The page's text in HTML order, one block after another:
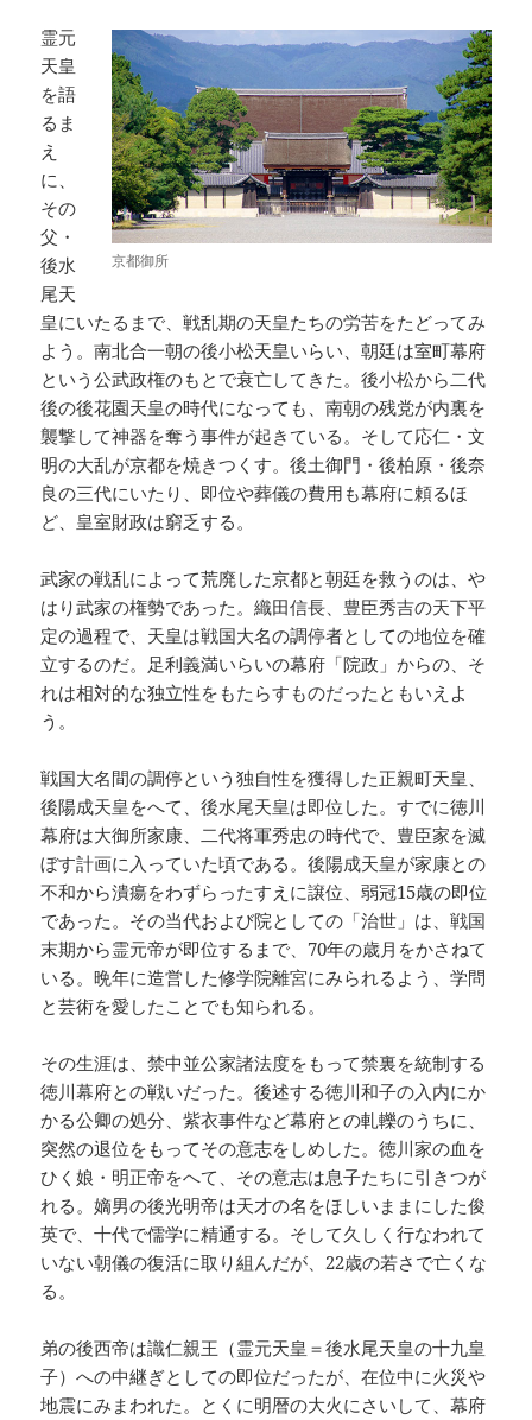
京都御所
霊元
天皇
を語
るま
え
に、
その
父・
後水
尾天
皇にいたるまで、戦乱期の天皇たちの労苦をたどってみ
よう。南北合一朝の後小松天皇いらい、朝廷は室町幕府
という公武政権のもとで衰亡してきた。後小松から二代
後の後花園天皇の時代になっても、南朝の残党が内裏を
襲撃して神器を奪う事件が起きている。そして応仁・文
明の大乱が京都を焼きつくす。後土御門・後柏原・後奈
良の三代にいたり、即位や葬儀の費用も幕府に頼るほ
ど、皇室財政は窮乏する。
武家の戦乱によって荒廃した京都と朝廷を救うのは、や
はり武家の権勢であった。織田信長、豊臣秀吉の天下平
定の過程で、天皇は戦国大名の調停者としての地位を確
立するのだ。足利義満いらいの幕府「院政」からの、そ
れは相対的な独立性をもたらすものだったともいえよ
う。
戦国大名間の調停という独自性を獲得した正親町天皇、
後陽成天皇をへて、後水尾天皇は即位した。すでに徳川
幕府は大御所家康、二代将軍秀忠の時代で、豊臣家を滅
ぼす計画に入っていた頃である。後陽成天皇が家康との
不和から潰瘍をわずらったすえに譲位、弱冠15歳の即位
であった。その当代および院としての「治世」は、戦国
末期から霊元帝が即位するまで、70年の歳月をかさねて
いる。晩年に造営した修学院離宮にみられるよう、学問
と芸術を愛したことでも知られる。
その生涯は、禁中並公家諸法度をもって禁裏を統制する
徳川幕府との戦いだった。後述する徳川和子の入内にか
かる公卿の処分、紫衣事件など幕府との軋轢のうちに、
突然の退位をもってその意志をしめした。徳川家の血を
ひく娘・明正帝をへて、その意志は息子たちに引きつが
れる。嫡男の後光明帝は天才の名をほしいままにした俊
英で、十代で儒学に精通する。そして久しく行なわれて
いない朝儀の復活に取り組んだが、22歳の若さで亡くな
る。
弟の後西帝は識仁親王（霊元天皇＝後水尾天皇の十九皇
子）への中継ぎとしての即位だったが、在位中に火災や
地震にみまわれた。とくに明暦の大火にさいして、幕府